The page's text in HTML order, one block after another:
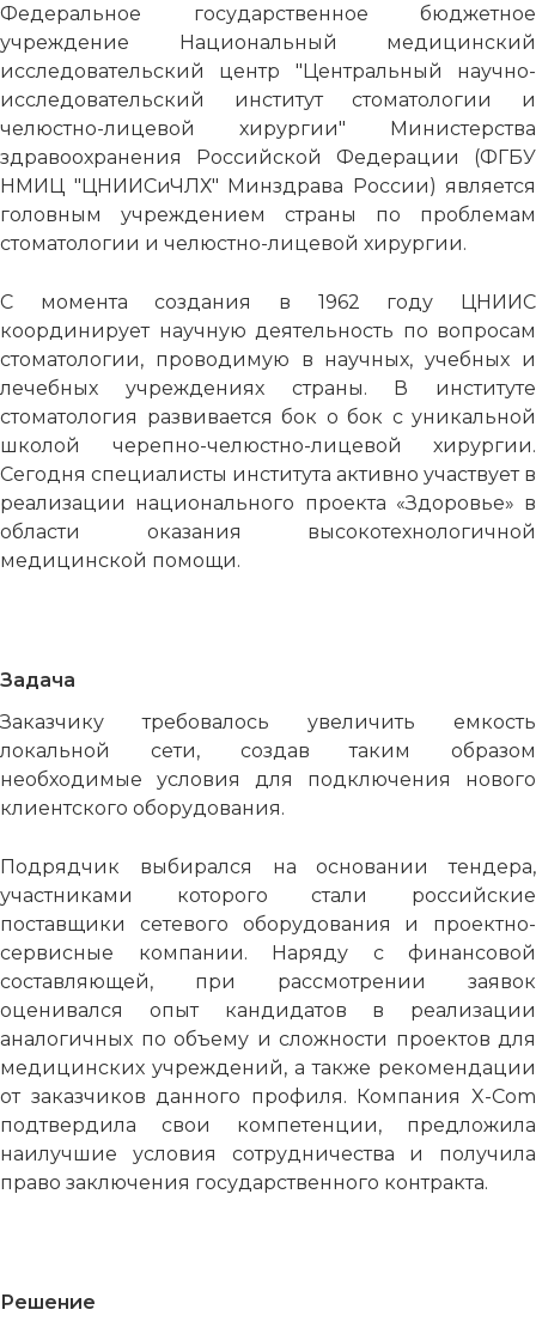
Федеральное государственное бюджетное
учреждение Национальный медицинский
исследовательский центр "Центральный научно-
исследовательский институт стоматологии и
челюстно-лицевой хирургии" Министерства
здравоохранения Российской Федерации (ФГБУ
НМИЦ "ЦНИИСиЧЛХ" Минздрава России) является
головным учреждением страны по проблемам
стоматологии и челюстно-лицевой хирургии.
С момента создания в 1962 году ЦНИИС
координирует научную деятельность по вопросам
стоматологии, проводимую в научных, учебных и
лечебных учреждениях страны. В институте
стоматология развивается бок о бок с уникальной
школой черепно-челюстно-лицевой хирургии.
Сегодня специалисты института активно участвует в
реализации национального проекта «Здоровье» в
области оказания высокотехнологичной
медицинской помощи.
Задача
Заказчику требовалось увеличить емкость
локальной сети, создав таким образом
необходимые условия для подключения нового
клиентского оборудования.
Подрядчик выбирался на основании тендера,
участниками которого стали российские
поставщики сетевого оборудования и проектно-
сервисные компании. Наряду с финансовой
составляющей, при рассмотрении заявок
оценивался опыт кандидатов в реализации
аналогичных по объему и сложности проектов для
медицинских учреждений, а также рекомендации
от заказчиков данного профиля. Компания X-Com
подтвердила свои компетенции, предложила
наилучшие условия сотрудничества и получила
право заключения государственного контракта.
Решение